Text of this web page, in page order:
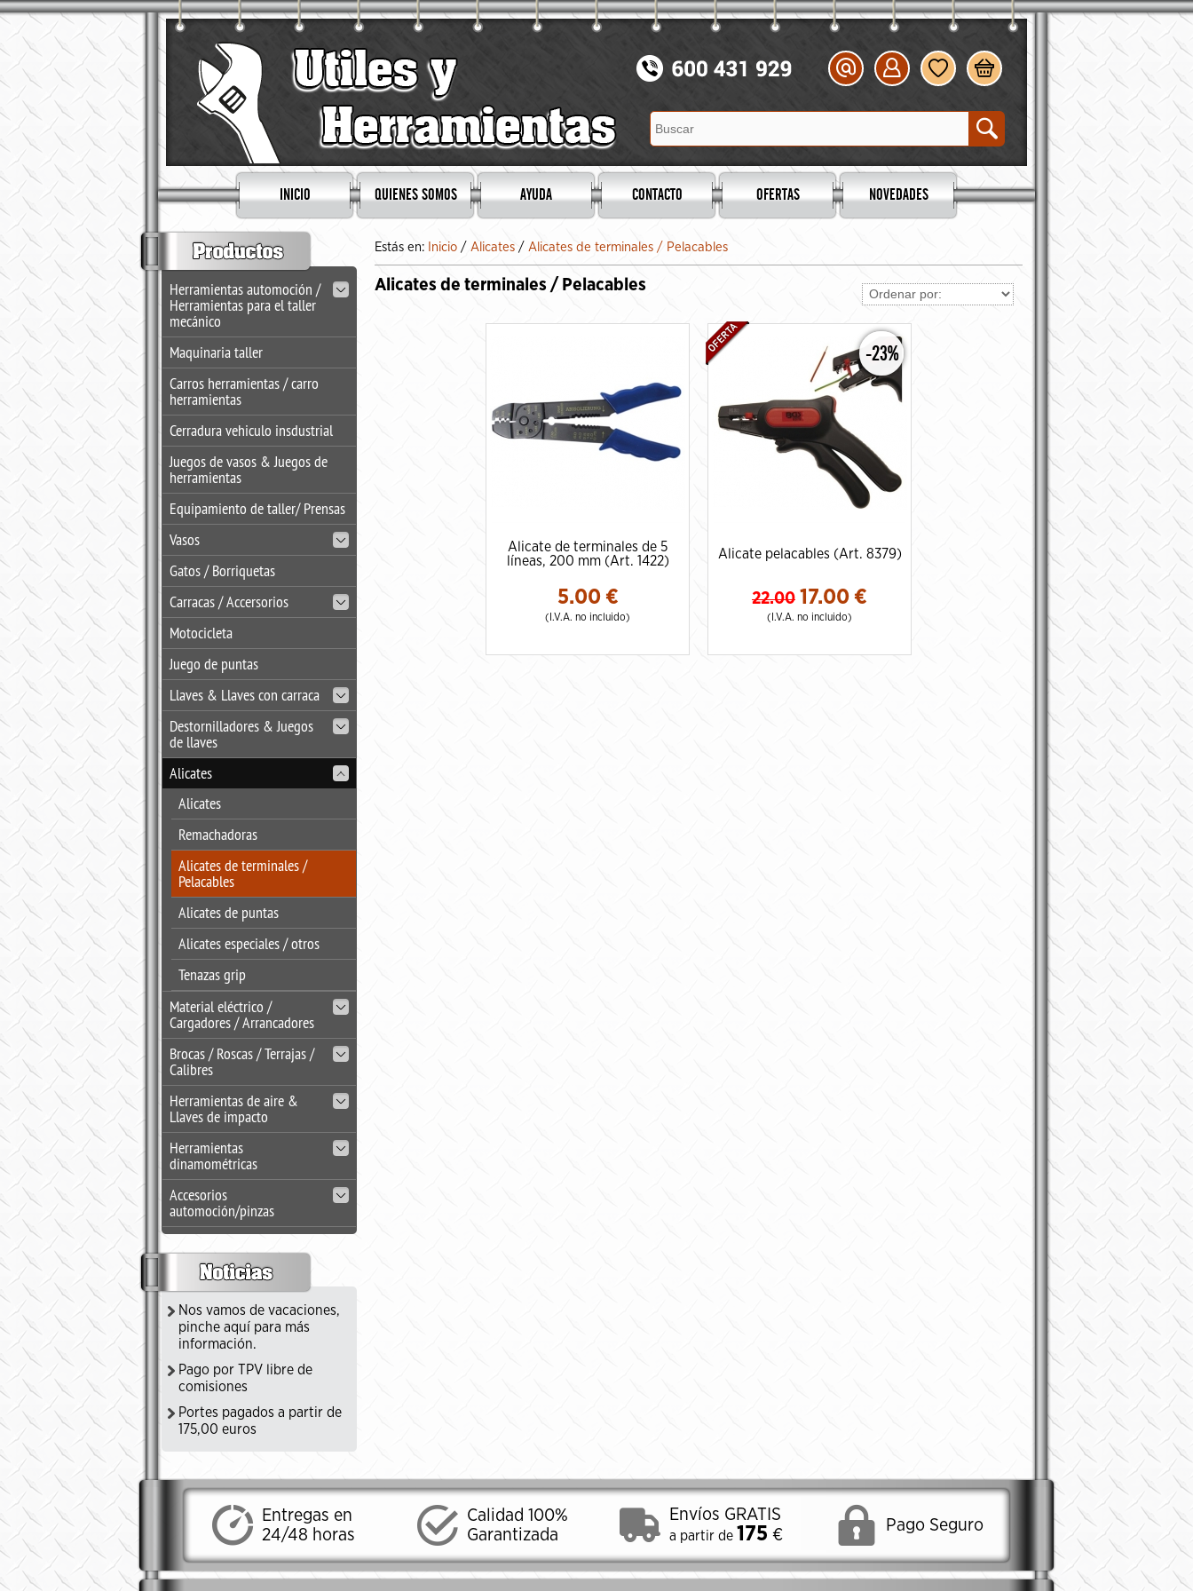
INICIO QUIENES SOMOS AYUDA CONTACTO OFERTAS NOVEDADES
Herramientas automoción /
Herramientas para el taller
mecánico
Maquinaria taller
Carros herramientas / carro
herramientas
Cerradura vehiculo insdustrial
Juegos de vasos & Juegos de
herramientas
Equipamiento de taller/ Prensas
Vasos
Gatos / Borriquetas
Carracas / Accersorios
Motocicleta
Juego de puntas
Llaves & Llaves con carraca
Destornilladores & Juegos
de llaves
Alicates
Alicates
Remachadoras
Alicates de terminales /
Pelacables
Alicates de puntas
Alicates especiales / otros
Tenazas grip
Material eléctrico /
Cargadores / Arrancadores
Brocas / Roscas / Terrajas /
Calibres
Herramientas de aire &
Llaves de impacto
Herramientas
dinamométricas
Accesorios
automoción/pinzas
Nos vamos de vacaciones,
pinche aquí para más
información.
Pago por TPV libre de
comisiones
Portes pagados a partir de
175,00 euros
Estás en: Inicio / Alicates / Alicates de terminales / Pelacables
Alicates de terminales / Pelacables
Alicate de terminales de 5
líneas, 200 mm (Art. 1422)
5.00€
(I.V.A. no incluido)
-23%
Alicate pelacables (Art. 8379)
22.00 17.00 €
(I.V.A. no incluido)
Entregas en
24/48 horas
Calidad 100%
Garantizada
Envíos GRATIS
a partir de 175 €
Pago Seguro